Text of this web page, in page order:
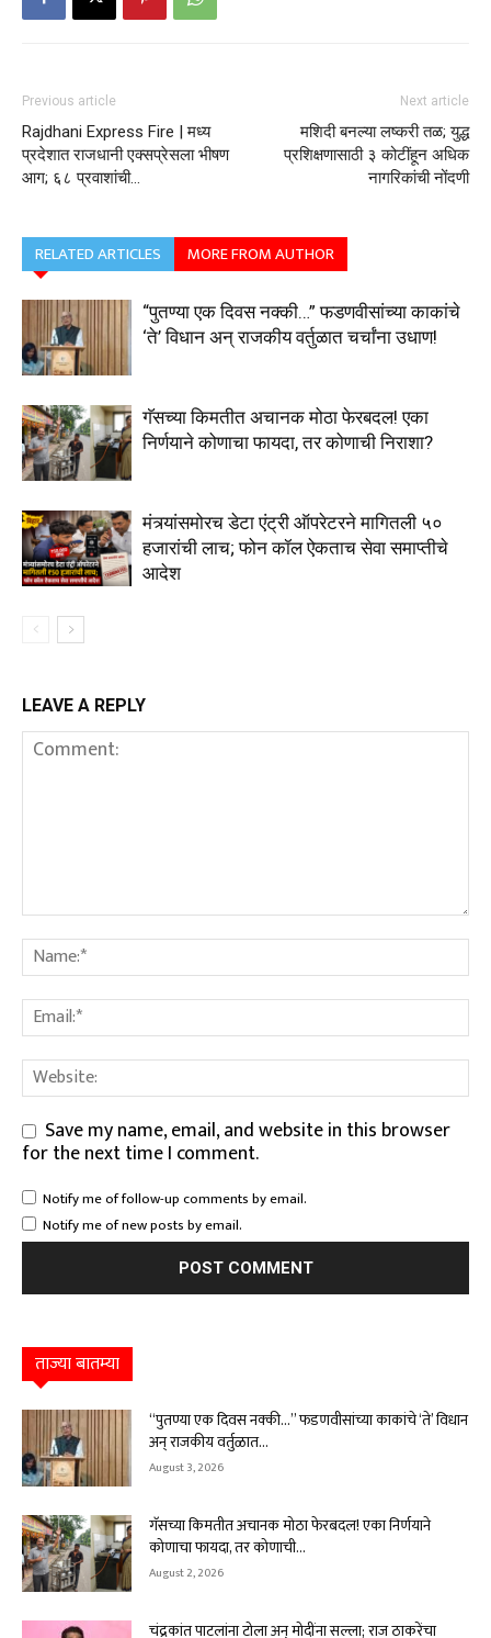
Previous article
Rajdhani Express Fire | मध्य
प्रदेशात राजधानी एक्सप्रेसला भीषण
आग; ६८ प्रवाशांची…
Next article
मशिदी बनल्या लष्करी तळ; युद्ध
प्रशिक्षणासाठी ३ कोटींहून अधिक
नागरिकांची नोंदणी
RELATED ARTICLES MORE FROM AUTHOR
“पुतण्या एक दिवस नक्की…” फडणवीसांच्या काकांचे
‘ते’ विधान अन् राजकीय वर्तुळात चर्चांना उधाण!
गॅसच्या किमतीत अचानक मोठा फेरबदल! एका
निर्णयाने कोणाचा फायदा, तर कोणाची निराशा?
मंत्र्यांसमोरच डेटा एंट्री ऑपरेटरने मागितली ₹५०
हजारांची लाच; फोन कॉल ऐकताच सेवा समाप्तीचे
आदेश
LEAVE A REPLY
Save my name, email, and website in this browser
for the next time I comment.
Notify me of follow-up comments by email.
Notify me of new posts by email.
ताज्या बातम्या
“पुतण्या एक दिवस नक्की…” फडणवीसांच्या काकांचे ‘ते’ विधान
अन् राजकीय वर्तुळात...
August 3, 2026
गॅसच्या किमतीत अचानक मोठा फेरबदल! एका निर्णयाने
कोणाचा फायदा, तर कोणाची...
August 2, 2026
चंद्रकांत पाटलांना टोला अन् मोदींना सल्ला; राज ठाकरेंचा